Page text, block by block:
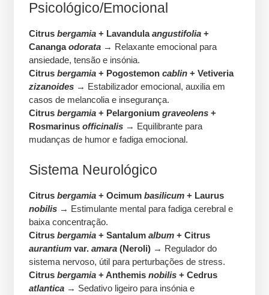
Psicológico/Emocional
Citrus bergamia + Lavandulaangustifolia +
Canangaodorata → Relaxante emocional para
ansiedade, tensão e insónia.
Citrus bergamia + Pogostemon cablin + Vetiveria
zizanoides → Estabilizador emocional, auxilia em
casos de melancolia e insegurança.
Citrus bergamia + Pelargonium graveolens +
Rosmarinus officinalis → Equilibrante para
mudanças de humor e fadiga emocional.
Sistema Neurológico
Citrus bergamia + Ocimum basilicum + Laurus
nobilis → Estimulante mental para fadiga cerebral e
baixa concentração.
Citrus bergamia + Santalum album + Citrus
aurantium var. amara (Neroli) → Regulador do
sistema nervoso, útil para perturbações de stress.
Citrus bergamia + Anthemis nobilis + Cedrus
atlantica → Sedativo ligeiro para insónia e